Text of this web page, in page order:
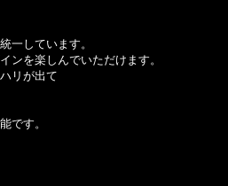
一しています。
ンを楽しんでいただけます。
リが出て
です。